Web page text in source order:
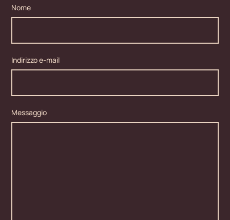
Nome
Indirizzo e-mail
Messaggio